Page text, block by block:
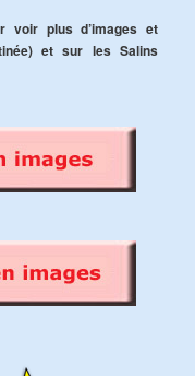
voir plus d’images et
et sur les Salins